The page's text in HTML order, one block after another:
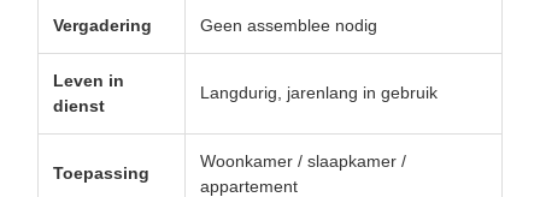
Vergadering Geen assemblee nodig
Leven in
dienst
Langdurig, jarenlang in gebruik
Toepassing
Woonkamer / slaapkamer /
appartement